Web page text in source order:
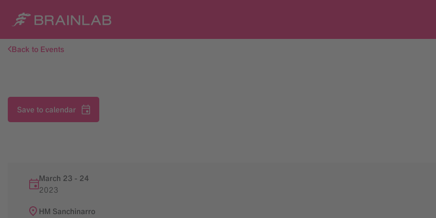
Back to Events
Save to calendar
March 23 - 24
2023
HM Sanchinarro